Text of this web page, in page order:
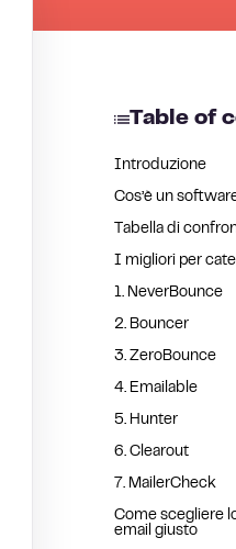
Table of
Introduzione
Cos’è un
Tabella di
I migliori per
1. NeverBounce
2. Bouncer
3. ZeroBounce
4. Emailable
5. Hunter
6. Clearout
7. MailerCheck
Come scegliere
email giusto